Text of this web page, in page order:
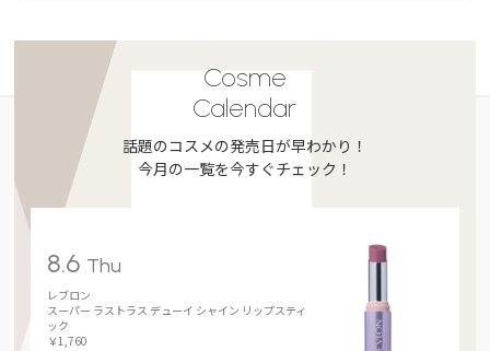
Cosme
Calendar
話題のコスメの発売日が早わかり！
今月の一覧を今すぐチェック！
8.6 Thu
レブロン
スーパー ラストラス デューイ シャイン リップスティ
ック
￥1,760